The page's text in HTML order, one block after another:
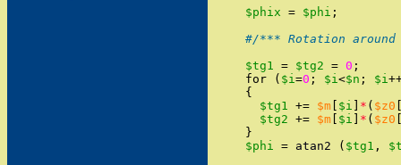
$phix = $phi ;
#/*** Rotation
$tg1 = $tg2 = 0 ;
for
( $i=0 ; $i<$n ; $i
{
$tg1 += $m $i * ( $z0
$tg2 += $m $i * ( $z0
}
$phi = atan2 ( $tg1 ,